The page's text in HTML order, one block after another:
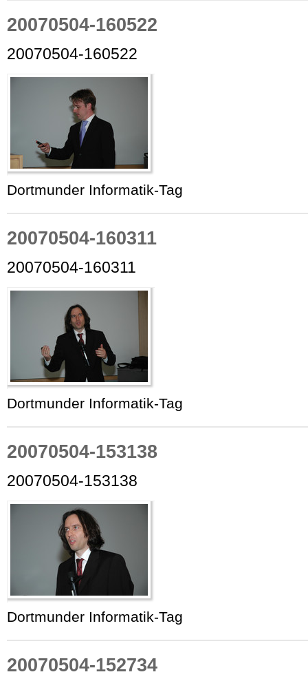
20070504-160522
20070504-160522
Dortmunder Informatik-Tag
20070504-160311
20070504-160311
Dortmunder Informatik-Tag
20070504-153138
20070504-153138
Dortmunder Informatik-Tag
20070504-152734